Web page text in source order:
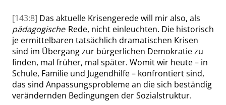
[143:8] Das aktuelle Krisengerede will mir also, als
pädagogische Rede, nicht einleuchten. Die historisch
je ermittelbaren tatsächlich dramatischen Krisen
sind im Übergang zur bürgerlichen Demokratie zu
finden, mal früher, mal später. Womit wir heute – in
Schule, Familie und Jugendhilfe – konfrontiert sind,
das sind Anpassungsprobleme an die sich beständig
verändernden Bedingungen der Sozialstruktur.